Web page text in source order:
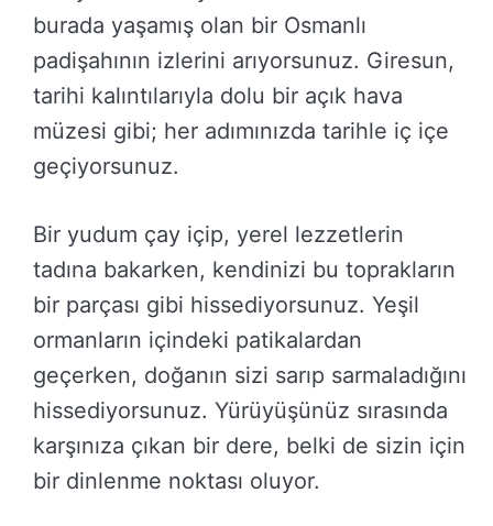
burada yaşamış olan bir Osmanlı
padişahının izlerini arıyorsunuz. Giresun,
tarihi kalıntılarıyla dolu bir açık hava
müzesi gibi; her adımınızda tarihle iç içe
geçiyorsunuz.
Bir yudum çay içip, yerel lezzetlerin
tadına bakarken, kendinizi bu toprakların
bir parçası gibi hissediyorsunuz. Yeşil
ormanların içindeki patikalardan
geçerken, doğanın sizi sarıp sarmaladığını
hissediyorsunuz. Yürüyüşünüz sırasında
karşınıza çıkan bir dere, belki de sizin için
bir dinlenme noktası oluyor.